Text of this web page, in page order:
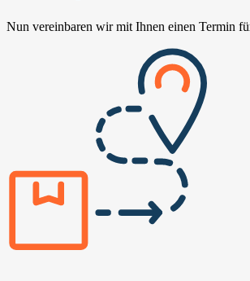
Nun vereinbaren wir mit Ihnen einen Termin